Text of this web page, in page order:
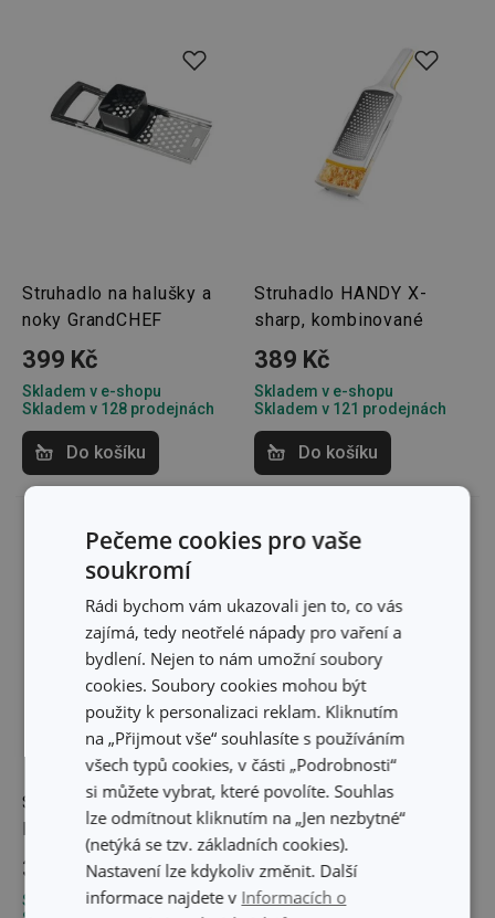
Struhadlo na halušky a
noky GrandCHEF
399 Kč
Skladem v e-shopu
Skladem v 128 prodejnách
Do košíku
Struhadlo HANDY X-
sharp, kombinované
389 Kč
Skladem v e-shopu
Skladem v 121 prodejnách
Do košíku
Struhadlo na parmazán
HANDY
389 Kč
Skladem v e-shopu
Struhadlo na sýr HANDY
379 Kč
Skladem v e-shopu
Pečeme cookies pro vaše
soukromí
Rádi bychom vám ukazovali jen to, co vás
zajímá, tedy neotřelé nápady pro vaření a
bydlení. Nejen to nám umožní soubory
cookies. Soubory cookies mohou být
použity k personalizaci reklam. Kliknutím
na „Přijmout vše“ souhlasíte s používáním
všech typů cookies, v části „Podrobnosti“
si můžete vybrat, které povolíte. Souhlas
lze odmítnout kliknutím na „Jen nezbytné“
(netýká se tzv. základních cookies).
Nastavení lze kdykoliv změnit. Další
informace najdete v Informacích o